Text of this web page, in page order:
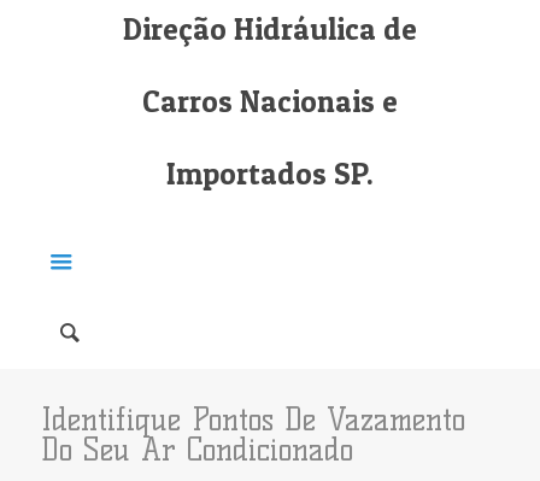
Direção Hidráulica de
Carros Nacionais e
Importados SP.
Identifique Pontos De Vazamento
Do Seu Ar Condicionado